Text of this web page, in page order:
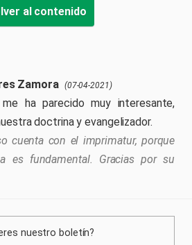
al contenido
Zamora (07-04-2021)
ha parecido muy interesante,
doctrina y evangelizador.
cuenta con el imprimatur, porque
es fundamental. Gracias por su
nuestro boletín?